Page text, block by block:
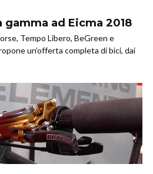
ad Eicma 2018
Tempo Libero, BeGreen e
un’offerta completa di bici, dai